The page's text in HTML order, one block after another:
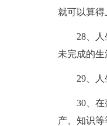
就可以算得
28、
未完成的生
29、
30、
产、知识